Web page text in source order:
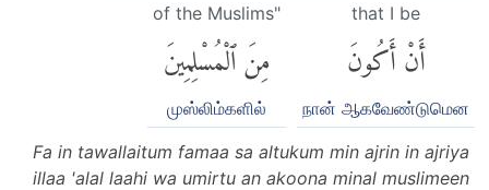
that I be
أَنْ أَكُونَ
நான் ஆகவேண்டுமென
of the Muslims"
مِنَ ٱلْمُسْلِمِينَ
முஸ்லிம்களில்
Fa in tawallaitum famaa sa altukum min ajrin in ajriya
illaa 'alal laahi wa umirtu an akoona minal muslimeen